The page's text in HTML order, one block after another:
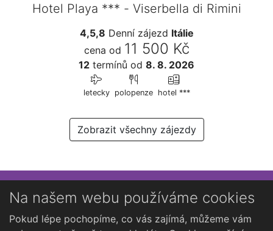
Hotel Playa *** - Viserbella di Rimini
4,5,8 Denní zájezd Itálie
cena od 11 500 Kč
12 termínů od 8. 8. 2026
letecky polopenze hotel ***
Zobrazit všechny zájezdy
Přihlaste se k newsletteru
Chcete dostávat občasné novinky o Kutné Hoře?
Na našem webu používáme cookies
Pokud lépe pochopíme, co vás zajímá, můžeme vám